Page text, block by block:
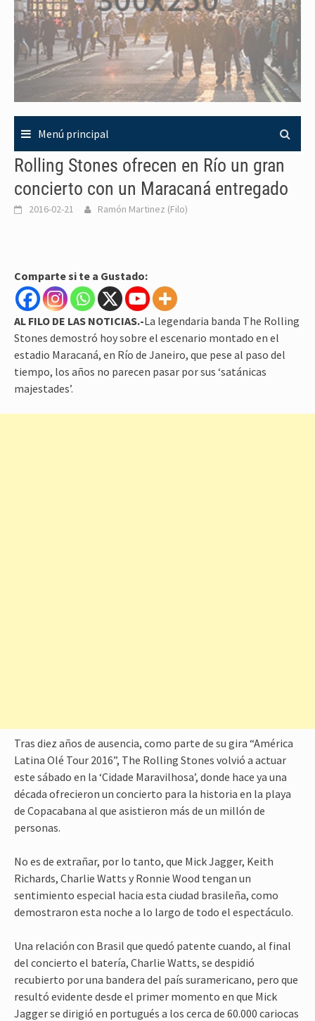
Menú principal
Rolling Stones ofrecen en Río un gran
concierto con un Maracaná entregado
2016-02-21 Ramón Martinez (Filo)
Comparte si te a Gustado:
AL FILO DE LAS NOTICIAS.-La legendaria banda The Rolling
Stones demostró hoy sobre el escenario montado en el
estadio Maracaná, en Río de Janeiro, que pese al paso del
tiempo, los años no parecen pasar por sus ‘satánicas
majestades’.
Tras diez años de ausencia, como parte de su gira “América
Latina Olé Tour 2016”, The Rolling Stones volvió a actuar
este sábado en la ‘Cidade Maravilhosa’, donde hace ya una
década ofrecieron un concierto para la historia en la playa
de Copacabana al que asistieron más de un millón de
personas.
No es de extrañar, por lo tanto, que Mick Jagger, Keith
Richards, Charlie Watts y Ronnie Wood tengan un
sentimiento especial hacia esta ciudad brasileña, como
demostraron esta noche a lo largo de todo el espectáculo.
Una relación con Brasil que quedó patente cuando, al final
del concierto el batería, Charlie Watts, se despidió
recubierto por una bandera del país suramericano, pero que
resultó evidente desde el primer momento en que Mick
Jagger se dirigió en portugués a los cerca de 60.000 cariocas